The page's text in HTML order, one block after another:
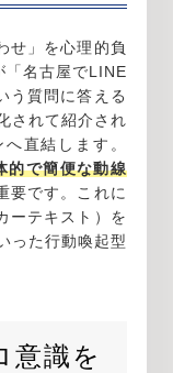
せ」を心理的負
「名古屋でLINE
う質問に答える
されて紹介され
直結します。
的で簡便な動線
要です。これに
ーテキスト）を
った行動喚起型
意識を